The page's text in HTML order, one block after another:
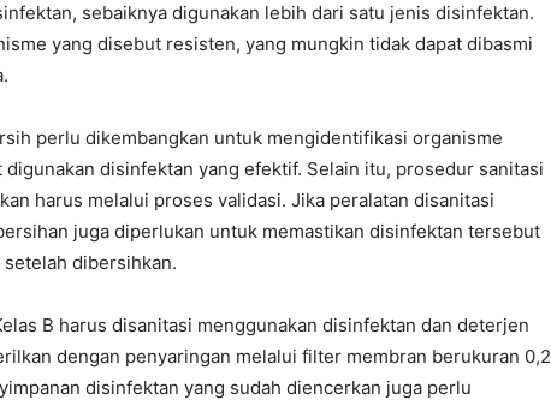
sebaiknya digunakan lebih dari satu jenis disinfektan.
yang disebut resisten, yang mungkin tidak dapat dibasmi
perlu dikembangkan untuk mengidentifikasi organisme
disinfektan yang efektif. Selain itu, prosedur sanitasi
harus melalui proses validasi. Jika peralatan disanitasi
juga diperlukan untuk memastikan disinfektan tersebut
dibersihkan.
B harus disanitasi menggunakan disinfektan dan deterjen
dengan penyaringan melalui filter membran berukuran 0,2
disinfektan yang sudah diencerkan juga perlu